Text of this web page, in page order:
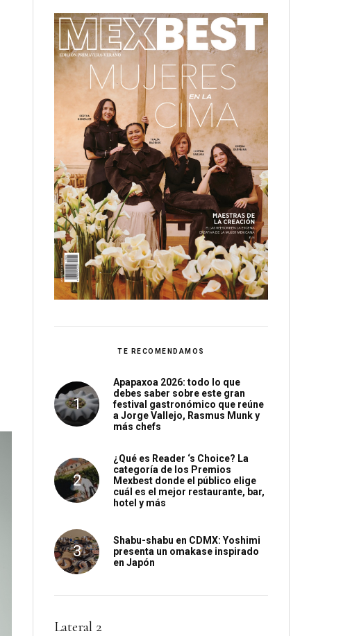
TE RECOMENDAMOS
Apapaxoa 2026: todo lo que
debes saber sobre este gran
festival gastronómico que reúne
a Jorge Vallejo, Rasmus Munk y
más chefs
¿Qué es Reader ‘s Choice? La
categoría de los Premios
Mexbest donde el público elige
cuál es el mejor restaurante, bar,
hotel y más
Shabu-shabu en CDMX: Yoshimi
presenta un omakase inspirado
en Japón
Lateral 2